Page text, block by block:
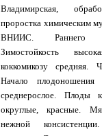
Владимирская,
проростка химическим
ВНИИС. Раннего
Зимостойкость
коккомикозу средняя.
Начало
среднерослое.
округлые, красные.
нежной